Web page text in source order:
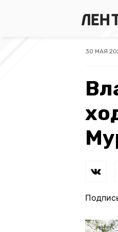
30 МАЯ